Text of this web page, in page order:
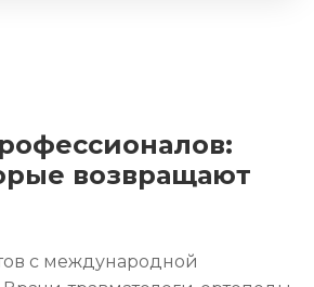
возвращают
с международной